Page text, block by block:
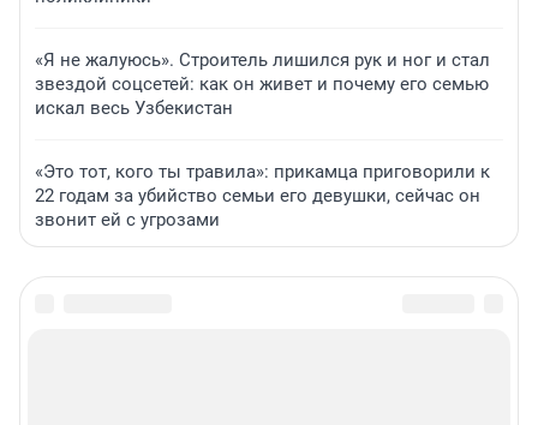
«Я не жалуюсь». Строитель лишился рук и ног и стал
звездой соцсетей: как он живет и почему его семью
искал весь Узбекистан
«Это тот, кого ты травила»: прикамца приговорили к
22 годам за убийство семьи его девушки, сейчас он
звонит ей с угрозами